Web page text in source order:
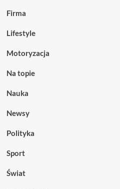
Firma
Lifestyle
Motoryzacja
Na topie
Nauka
Newsy
Polityka
Sport
Świat